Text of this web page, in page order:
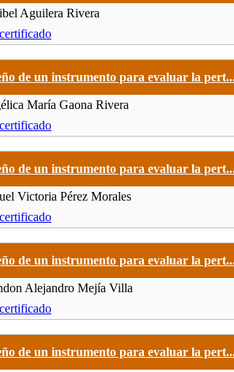
Aguilera Rivera
de un instrumento para evaluar la
María Gaona Rivera
de un instrumento para evaluar la
Victoria Pérez Morales
de un instrumento para evaluar la
Alejandro Mejía Villa
de un instrumento para evaluar la